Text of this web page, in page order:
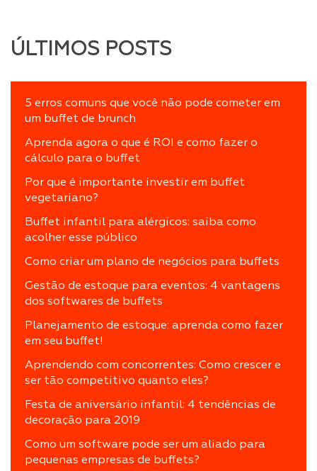
ÚLTIMOS POSTS
5 erros comuns que você não pode cometer em
um buffet de brunch
Aprenda agora o que é ROI e como fazer o
cálculo para o buffet
Por que é importante investir em buffet
vegetariano?
Buffet infantil para alérgicos: saiba como
acolher esse público
Como criar um plano de negócios para buffets
Gestão de estoque para eventos: 4 vantagens
dos softwares de buffets
Planejamento de estoque: aprenda como fazer
em seu buffet!
Aprendendo com concorrentes: Como crescer e
ser tão competitivo quanto eles?
Festa de aniversário infantil: 4 tendências de
decoração para 2019
Como um software pode ser um aliado para
pequenas empresas de buffets?